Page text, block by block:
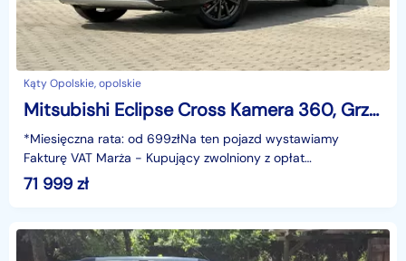
Kąty Opolskie, opolskie
Mitsubishi Eclipse Cross Kamera 360, Grzane fotele, HUD, Climatronic, Tempomat, Hak, GWARANCJ
*Miesięczna rata: od 699złNa ten pojazd wystawiamy
Fakturę VAT Marża - Kupujący zwolniony z opłat
skarbowych.Gwarancja: 6 miesięcy.Cechy
szczególne:dynamiczny b
71 999 zł